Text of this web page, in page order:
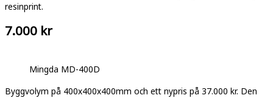
resinprint.
7.000 kr
Mingda MD-400D
Byggvolym på 400x400x400mm och ett nypris på 37.000 kr. Den